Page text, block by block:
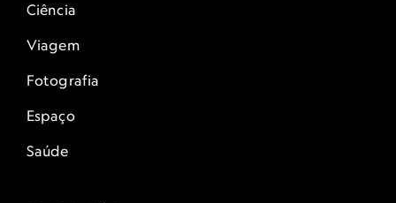
Ciência
Viagem
Fotografia
Espaço
Saúde